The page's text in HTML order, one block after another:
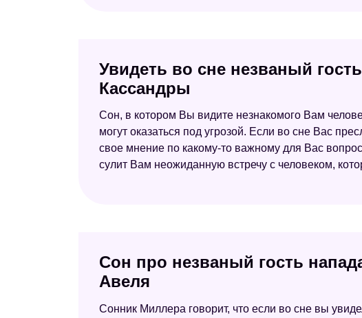
Увидеть во сне незваный
Кассандры
Сон, в котором Вы видите незнакомого Вам
могут оказаться под угрозой. Если во сне Вас
свое мнение по какому-то важному для Вас
сулит Вам неожиданную встречу с человеком,
Сон про незваный гость
Авеля
Сонник Миллера говорит, что если во сне вы